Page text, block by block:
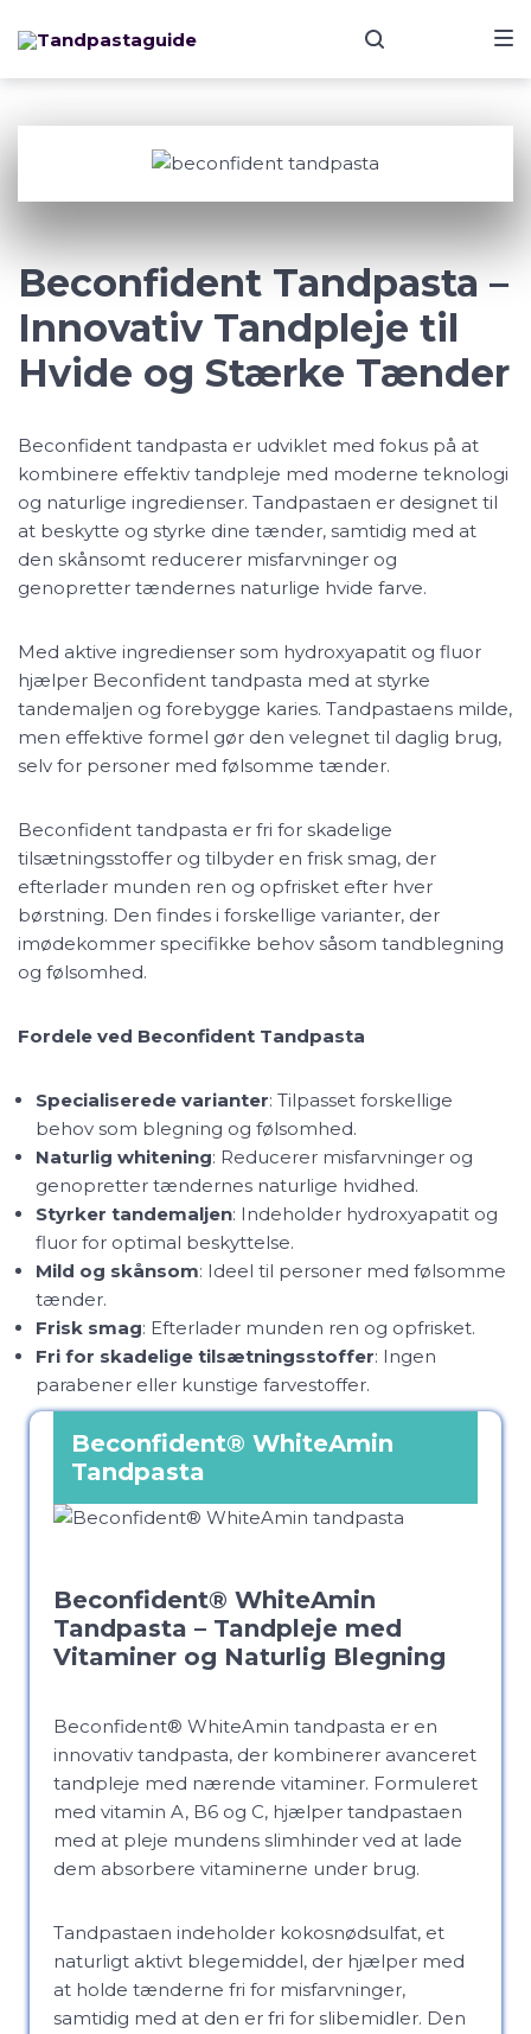
to
to
to
Beconfident Tandpasta –
Innovativ Tandpleje til
Hvide og Stærke Tænder
Beconfident tandpasta er udviklet med fokus på at
kombinere effektiv tandpleje med moderne teknologi
og naturlige ingredienser. Tandpastaen er designet til
at beskytte og styrke dine tænder, samtidig med at
den skånsomt reducerer misfarvninger og
genopretter tændernes naturlige hvide farve.
Med aktive ingredienser som hydroxyapatit og fluor
hjælper Beconfident tandpasta med at styrke
tandemaljen og forebygge karies. Tandpastaens milde,
men effektive formel gør den velegnet til daglig brug,
selv for personer med følsomme tænder.
Beconfident tandpasta er fri for skadelige
tilsætningsstoffer og tilbyder en frisk smag, der
efterlader munden ren og opfrisket efter hver
børstning. Den findes i forskellige varianter, der
imødekommer specifikke behov såsom tandblegning
og følsomhed.
Fordele ved Beconfident Tandpasta
Specialiserede varianter: Tilpasset forskellige
behov som blegning og følsomhed.
Naturlig whitening: Reducerer misfarvninger og
genopretter tændernes naturlige hvidhed.
Styrker tandemaljen: Indeholder hydroxyapatit og
fluor for optimal beskyttelse.
Mild og skånsom: Ideel til personer med følsomme
tænder.
Frisk smag: Efterlader munden ren og opfrisket.
Fri for skadelige tilsætningsstoffer: Ingen
parabener eller kunstige farvestoffer.
Beconfident® WhiteAmin
Tandpasta
Beconfident® WhiteAmin
Tandpasta – Tandpleje med
Vitaminer og Naturlig Blegning
Beconfident® WhiteAmin tandpasta er en
innovativ tandpasta, der kombinerer avanceret
tandpleje med nærende vitaminer. Formuleret
med vitamin A, B6 og C, hjælper tandpastaen
med at pleje mundens slimhinder ved at lade
dem absorbere vitaminerne under brug.
Tandpastaen indeholder kokosnødsulfat, et
naturligt aktivt blegemiddel, der hjælper med
at holde tænderne fri for misfarvninger,
samtidig med at den er fri for slibemidler. Den